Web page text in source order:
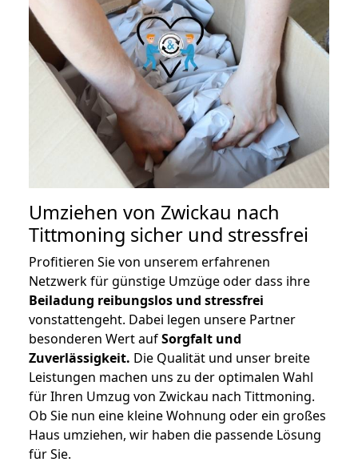
Umziehen von Zwickau nach
Tittmoning sicher und stressfrei
Profitieren Sie von unserem erfahrenen
Netzwerk für günstige Umzüge oder dass ihre
Beiladung reibungslos und stressfrei
vonstattengeht. Dabei legen unsere Partner
besonderen Wert aufSorgfalt und
Zuverlässigkeit. Die Qualität und unser breite
Leistungen machen uns zu der optimalen Wahl
für Ihren Umzug von Zwickau nach Tittmoning.
Ob Sie nun eine kleine Wohnung oder ein großes
Haus umziehen, wir haben die passende Lösung
für Sie.